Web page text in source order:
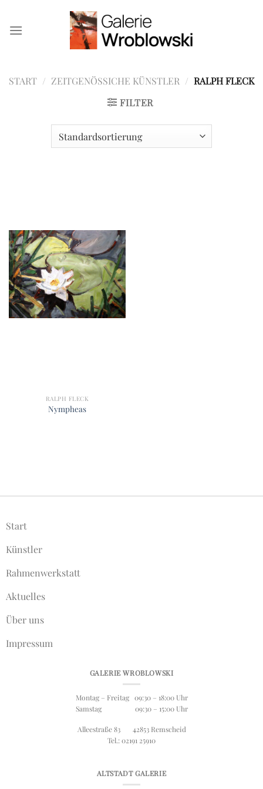
springen
START / ZEITGENÖSSICHE KÜNSTLER / RALPH FLECK
FILTER
RALPH FLECK
Nympheas
Start
Künstler
Rahmenwerkstatt
Aktuelles
Über uns
Impressum
GALERIE WROBLOWSKI
Montag – Freitag 09:30 – 18:00 Uhr
Samstag 09:30 – 15:00 Uhr
Alleestraße 83 42853 Remscheid
Tel.: 02191 25910
ALTSTADT GALERIE